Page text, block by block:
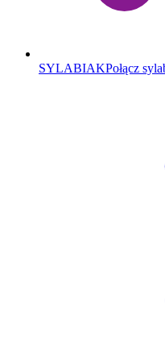
SYLABIAKPołącz